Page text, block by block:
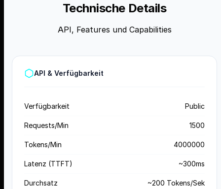
Technische Details
API, Features und Capabilities
API & Verfügbarkeit
Verfügbarkeit Public
Requests/Min 1500
Tokens/Min 4000000
Latenz (TTFT) ~300ms
Durchsatz ~200 Tokens/Sek